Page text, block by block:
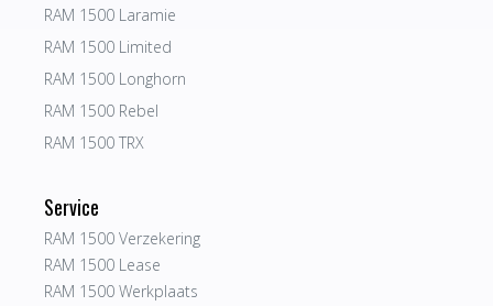
RAM 1500 Laramie
RAM 1500 Limited
RAM 1500 Longhorn
RAM 1500 Rebel
RAM 1500 TRX
Service
RAM 1500 Verzekering
RAM 1500 Lease
RAM 1500 Werkplaats